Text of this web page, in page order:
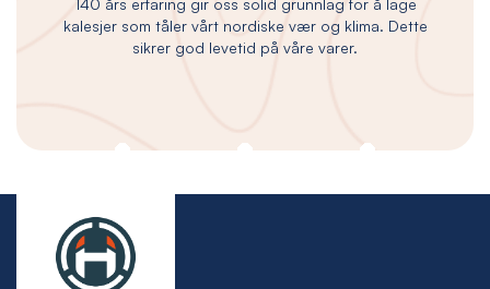
kalesjer som tåler vårt nordiske vær og klima. Dette
sikrer god levetid på våre varer.